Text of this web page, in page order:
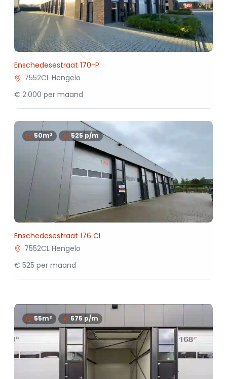
Enschedesestraat 170-P
7552CL Hengelo
€ 2.000 per maand
50m² 525 p/m
Enschedesestraat 176 CL
7552CL Hengelo
€ 525 per maand
55m² 575 p/m